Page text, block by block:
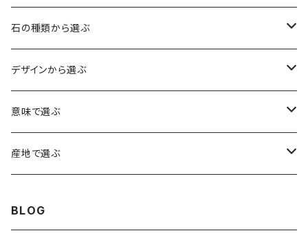
石の種類から選ぶ
水晶（クォーツ）
アイリスクォーツ（虹入り水晶）
ヒマラヤ水晶
ローズクォーツ（紅水晶）
アメジスト（紫水晶）
デザインから選ぶ
龍彫刻（水晶）
龍彫刻（オニキス）
意味で選ぶ
魔除け・厄除け
産地で選ぶ
BLOG